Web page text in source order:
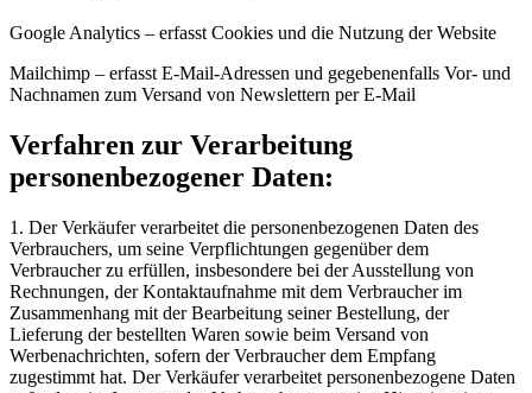
Google Analytics – erfasst Cookies und die Nutzung der Website
Mailchimp – erfasst E-Mail-Adressen und gegebenenfalls Vor- und
Nachnamen zum Versand von Newslettern per E-Mail
Verfahren zur Verarbeitung
personenbezogener Daten:
1. Der Verkäufer verarbeitet die personenbezogenen Daten des
Verbrauchers, um seine Verpflichtungen gegenüber dem
Verbraucher zu erfüllen, insbesondere bei der Ausstellung von
Rechnungen, der Kontaktaufnahme mit dem Verbraucher im
Zusammenhang mit der Bearbeitung seiner Bestellung, der
Lieferung der bestellten Waren sowie beim Versand von
Werbenachrichten, sofern der Verbraucher dem Empfang
zugestimmt hat. Der Verkäufer verarbeitet personenbezogene Daten